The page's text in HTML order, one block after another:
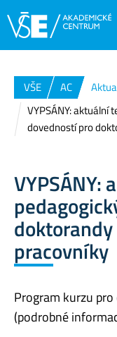
VŠE AC
VYPSÁNY: aktuální
dovedností pro
VYPSÁNY:
pracovníky
Program kurzu
(podrobné